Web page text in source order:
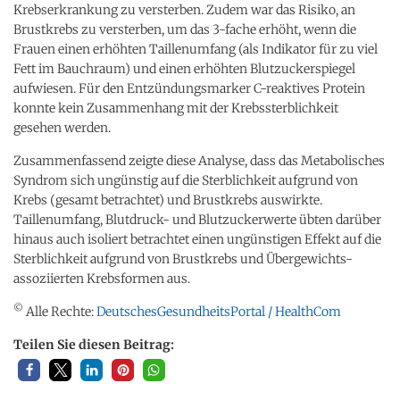
Krebserkrankung zu versterben. Zudem war das Risiko, an
Brustkrebs zu versterben, um das 3-fache erhöht, wenn die
Frauen einen erhöhten Taillenumfang (als Indikator für zu viel
Fett im Bauchraum) und einen erhöhten Blutzuckerspiegel
aufwiesen. Für den Entzündungsmarker C-reaktives Protein
konnte kein Zusammenhang mit der Krebssterblichkeit
gesehen werden.
Zusammenfassend zeigte diese Analyse, dass das Metabolisches
Syndrom sich ungünstig auf die Sterblichkeit aufgrund von
Krebs (gesamt betrachtet) und Brustkrebs auswirkte.
Taillenumfang, Blutdruck- und Blutzuckerwerte übten darüber
hinaus auch isoliert betrachtet einen ungünstigen Effekt auf die
Sterblichkeit aufgrund von Brustkrebs und Übergewichts-
assoziierten Krebsformen aus.
© Alle Rechte:DeutschesGesundheitsPortal / HealthCom
Teilen Sie diesen Beitrag: